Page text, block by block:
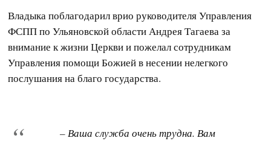
Владыка поблагодарил врио руководителя Управления
ФСПП по Ульяновской области Андрея Тагаева за
внимание к жизни Церкви и пожелал сотрудникам
Управления помощи Божией в несении нелегкого
послушания на благо государства.
– Ваша служба очень трудна. Вам